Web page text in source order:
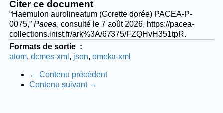
Citer ce document
“Haemulon aurolineatum (Gorette dorée) PACEA-P-
0075,” Pacea, consulté le 7 août 2026, https://pacea-
collections.inist.fr/ark%3A/67375/FZQHvH351tpR.
Formats de sortie
atom dcmes-xml json omeka-xml
← Contenu précédent
Contenu suivant →